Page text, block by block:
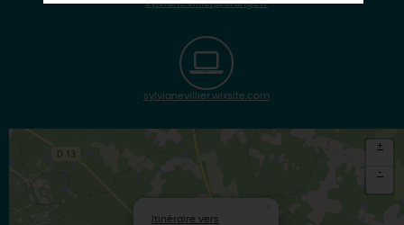
sylviane.villier@orange.fr
sylvianevillier.wixsite.com
Itinéraire vers
+
-